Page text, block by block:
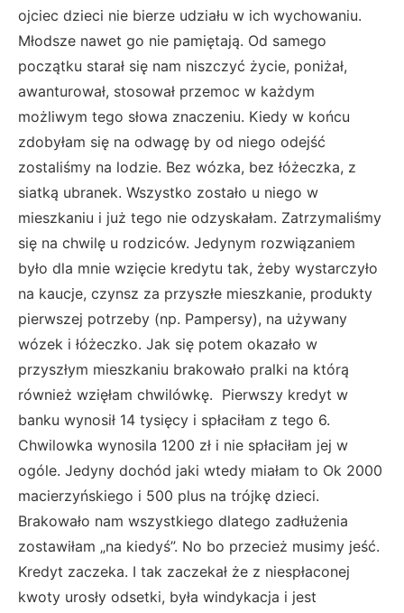
ojciec dzieci nie bierze udziału w ich wychowaniu.
Młodsze nawet go nie pamiętają. Od samego
początku starał się nam niszczyć życie, poniżał,
awanturował, stosował przemoc w każdym
możliwym tego słowa znaczeniu. Kiedy w końcu
zdobyłam się na odwagę by od niego odejść
zostaliśmy na lodzie. Bez wózka, bez łóżeczka, z
siatką ubranek. Wszystko zostało u niego w
mieszkaniu i już tego nie odzyskałam. Zatrzymaliśmy
się na chwilę u rodziców. Jedynym rozwiązaniem
było dla mnie wzięcie kredytu tak, żeby wystarczyło
na kaucje, czynsz za przyszłe mieszkanie, produkty
pierwszej potrzeby (np. Pampersy), na używany
wózek i łóżeczko. Jak się potem okazało w
przyszłym mieszkaniu brakowało pralki na którą
również wzięłam chwilówkę. Pierwszy kredyt w
banku wynosił 14 tysięcy i spłaciłam z tego 6.
Chwilowka wynosila 1200 zł i nie spłaciłam jej w
ogóle. Jedyny dochód jaki wtedy miałam to Ok 2000
macierzyńskiego i 500 plus na trójkę dzieci.
Brakowało nam wszystkiego dlatego zadłużenia
zostawiłam „na kiedyś”. No bo przecież musimy jeść.
Kredyt zaczeka. I tak zaczekał że z niespłaconej
kwoty urosły odsetki, była windykacja i jest